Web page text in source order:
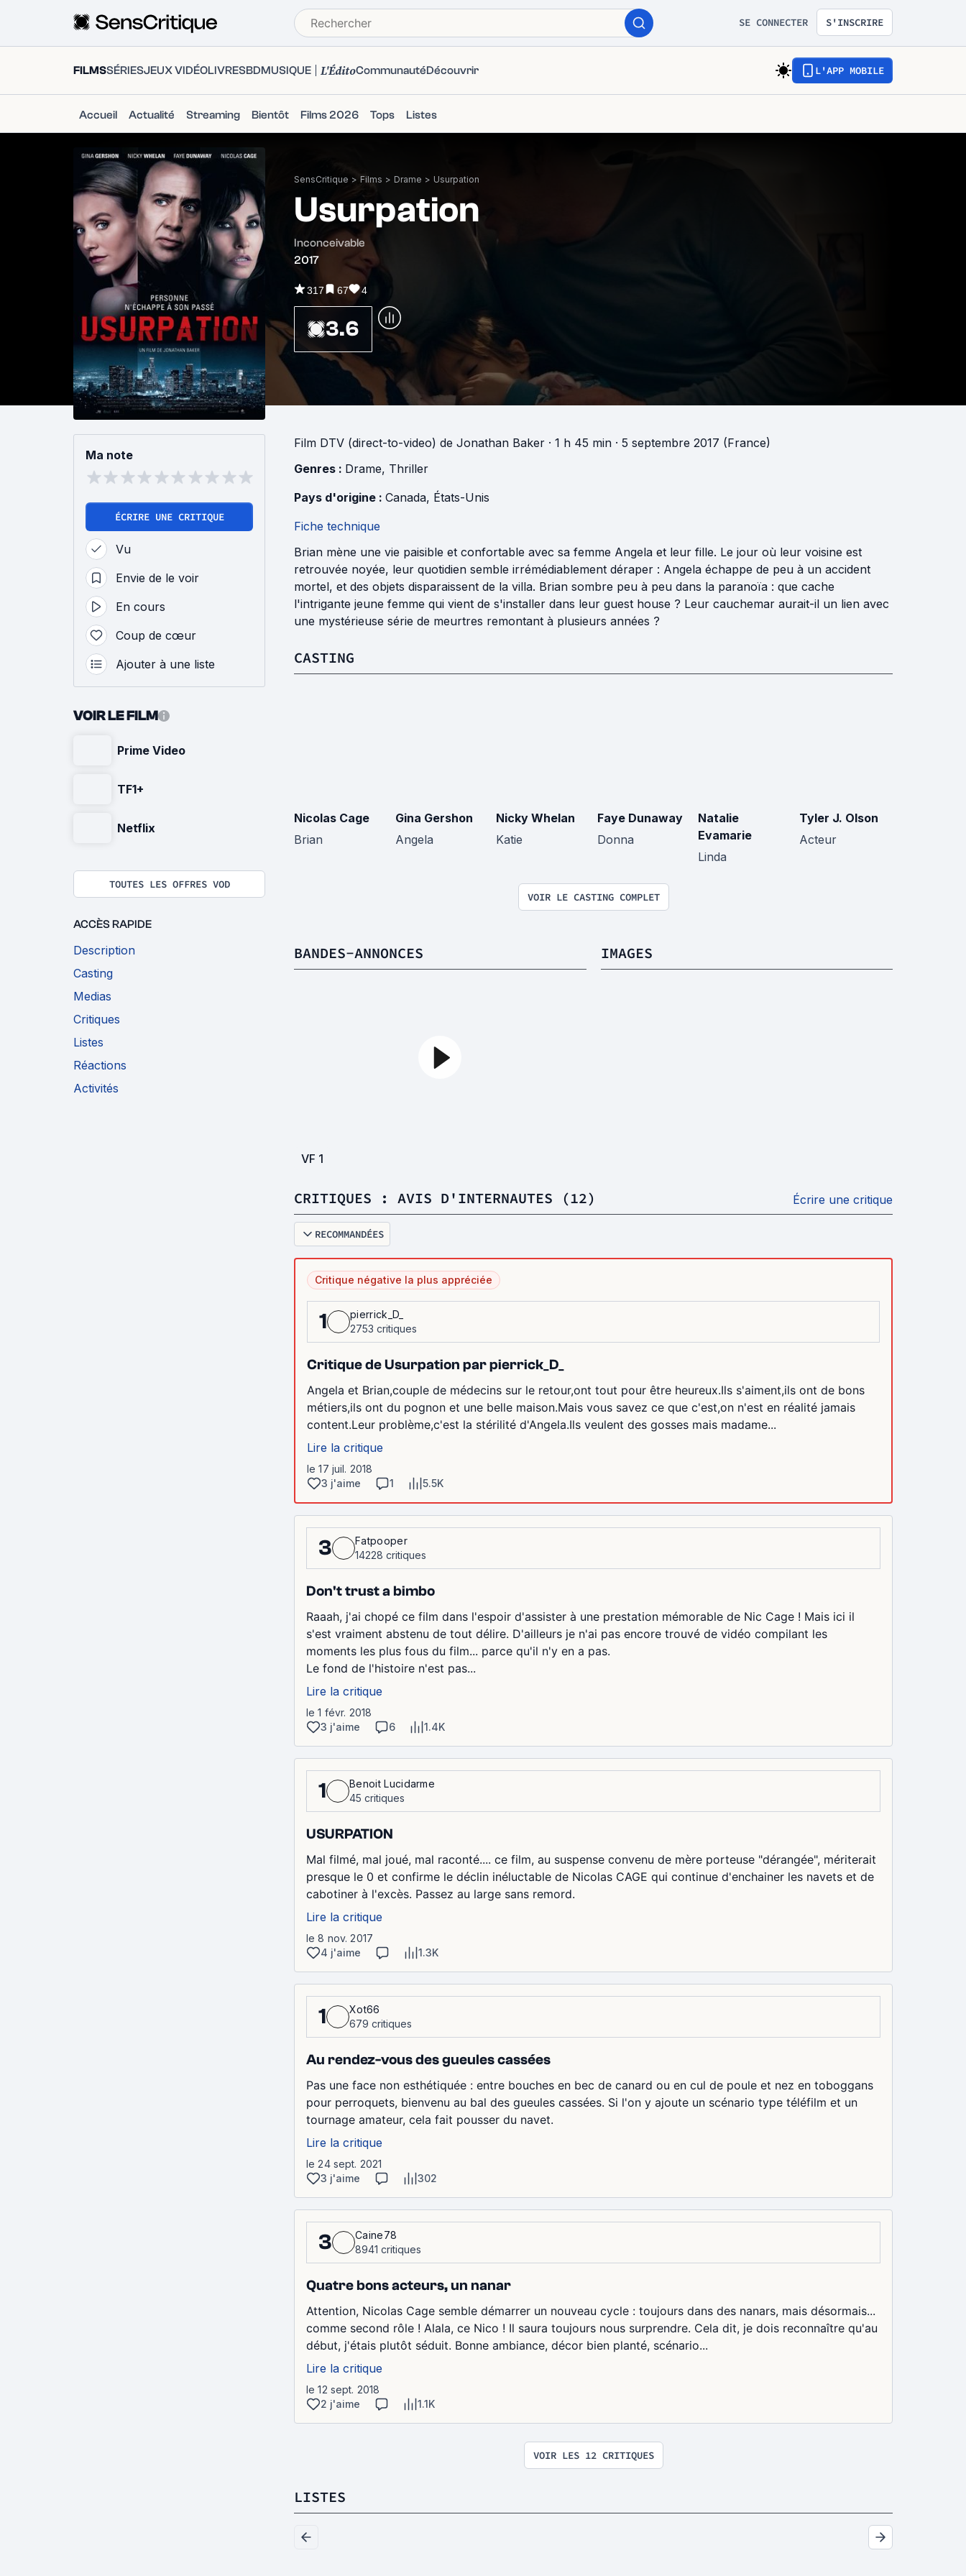
SE CONNECTER S'INSCRIRE
FILMSSÉRIESJEUX VIDÉOLIVRESBDMUSIQUE L'ÉditoCommunautéDécouvrir L'APP MOBILE
Accueil Actualité Streaming Bientôt Films 2026 Tops Listes
SensCritique > Films > Drame > Usurpation
Usurpation
Inconceivable
2017
317 67 4
3.6
Ma note
ÉCRIRE UNE CRITIQUE
Vu
Envie de le voir
En cours
Coup de cœur
Ajouter à une liste
VOIR LE FILM
Prime Video
TF1+
Netflix
TOUTES LES OFFRES VOD
ACCÈS RAPIDE
Description
Casting
Medias
Critiques
Listes
Réactions
Activités
Film DTV (direct-to-video) de Jonathan Baker · 1 h 45 min · 5 septembre 2017 (France)
Genres : Drame, Thriller
Pays d'origine : Canada, États-Unis
Fiche technique
Brian mène une vie paisible et confortable avec sa femme Angela et leur fille. Le jour où leur voisine est
retrouvée noyée, leur quotidien semble irrémédiablement déraper : Angela échappe de peu à un accident
mortel, et des objets disparaissent de la villa. Brian sombre peu à peu dans la paranoïa : que cache
l'intrigante jeune femme qui vient de s'installer dans leur guest house ? Leur cauchemar aurait-il un lien avec
une mystérieuse série de meurtres remontant à plusieurs années ?
CASTING
Nicolas Cage
Brian
Gina Gershon
Angela
Nicky Whelan
Katie
Faye Dunaway
Donna
Natalie
Evamarie
Linda
Tyler J. Olson
Acteur
VOIR LE CASTING COMPLET
BANDES-ANNONCES
VF 1
IMAGES
CRITIQUES : AVIS D'INTERNAUTES (12) Écrire une critique
RECOMMANDÉES
Critique négative la plus appréciée
1
pierrick_D_
2753 critiques
Critique de Usurpation par pierrick_D_
Angela et Brian,couple de médecins sur le retour,ont tout pour être heureux.Ils s'aiment,ils ont de bons
métiers,ils ont du pognon et une belle maison.Mais vous savez ce que c'est,on n'est en réalité jamais
content.Leur problème,c'est la stérilité d'Angela.Ils veulent des gosses mais madame...
Lire la critique
le 17 juil. 2018
3 j'aime
1 5.5K
3
Fatpooper
14228 critiques
Don't trust a bimbo
Raaah, j'ai chopé ce film dans l'espoir d'assister à une prestation mémorable de Nic Cage ! Mais ici il
s'est vraiment abstenu de tout délire. D'ailleurs je n'ai pas encore trouvé de vidéo compilant les
moments les plus fous du film... parce qu'il n'y en a pas.
Le fond de l'histoire n'est pas...
Lire la critique
le 1 févr. 2018
3 j'aime
6 1.4K
1
Benoit Lucidarme
45 critiques
USURPATION
Mal filmé, mal joué, mal raconté.... ce film, au suspense convenu de mère porteuse "dérangée", mériterait
presque le 0 et confirme le déclin inéluctable de Nicolas CAGE qui continue d'enchainer les navets et de
cabotiner à l'excès. Passez au large sans remord.
Lire la critique
le 8 nov. 2017
4 j'aime
1.3K
1
Xot66
679 critiques
Au rendez-vous des gueules cassées
Pas une face non esthétiquée : entre bouches en bec de canard ou en cul de poule et nez en toboggans
pour perroquets, bienvenu au bal des gueules cassées. Si l'on y ajoute un scénario type téléfilm et un
tournage amateur, cela fait pousser du navet.
Lire la critique
le 24 sept. 2021
3 j'aime
302
3
Caine78
8941 critiques
Quatre bons acteurs, un nanar
Attention, Nicolas Cage semble démarrer un nouveau cycle : toujours dans des nanars, mais désormais...
comme second rôle ! Alala, ce Nico ! Il saura toujours nous surprendre. Cela dit, je dois reconnaître qu'au
début, j'étais plutôt séduit. Bonne ambiance, décor bien planté, scénario...
Lire la critique
le 12 sept. 2018
2 j'aime
1.1K
VOIR LES 12 CRITIQUES
LISTES